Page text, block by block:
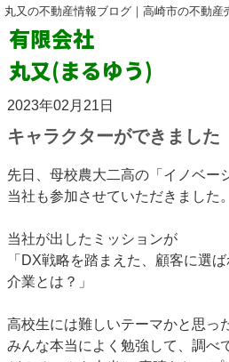
丸又の不動産情報ブログ｜高崎市の不動
有限会社
丸又(まるゆう)
2023年02月21日
キャラクターができました
先日、母校農大二高の「イノベー
当社も参加させていただきました。
当社が出したミッションが
「DX戦略を踏まえた、顧客に選
介業とは？」
高校生には難しいテーマかと思っ
みんな本当によく勉強して、調べ